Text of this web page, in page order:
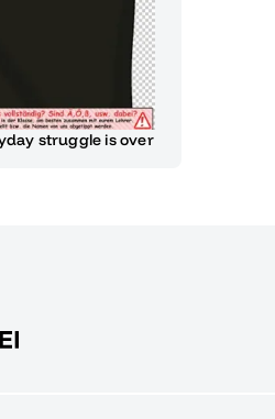
struggle is over